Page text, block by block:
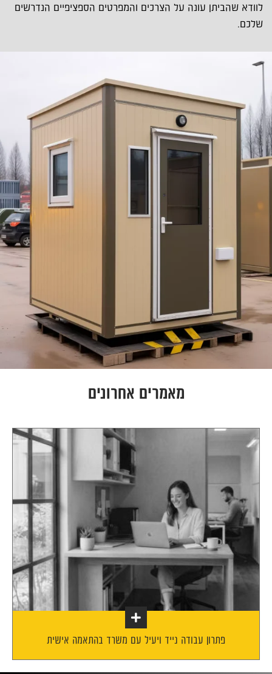
לוודא שהביתן עונה על הצרכים והמפרטים הספציפיים הנדרשים
שלכם.
מאמרים אחרונים
פתרון עבודה נייד ויעיל עם משרד בהתאמה אישית